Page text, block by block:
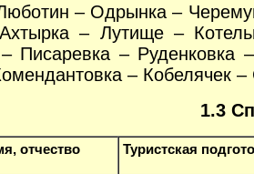
– Одрынка –
– Лутище –
Писаревка – Руденковка
– Кобелячек –
1.3
отчество Туристская